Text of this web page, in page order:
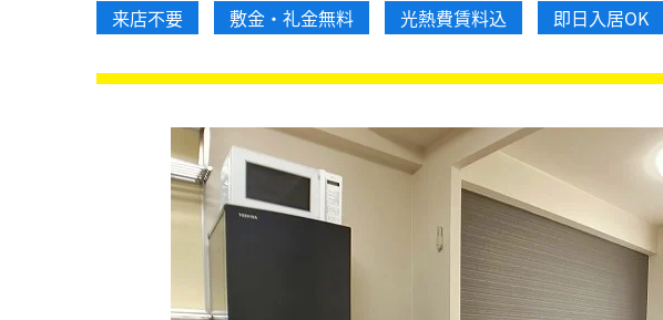
来店不要 敷金・礼金無料 光熱費賃料込 即日入居OK